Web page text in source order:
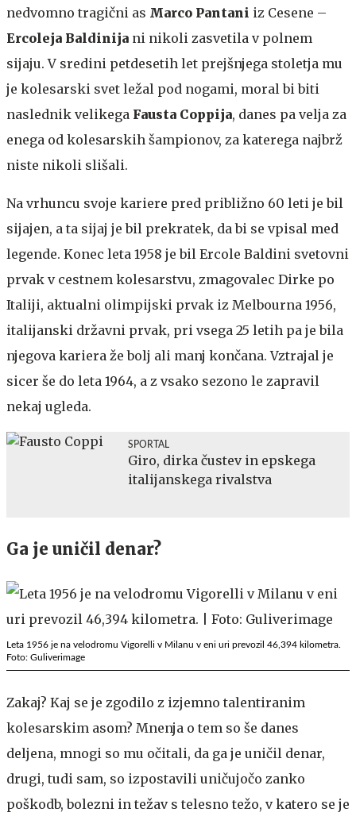
nedvomno tragični as Marco Pantani iz Cesene –
Ercoleja Baldinija ni nikoli zasvetila v polnem
sijaju. V sredini petdesetih let prejšnjega stoletja mu
je kolesarski svet ležal pod nogami, moral bi biti
naslednik velikega Fausta Coppija, danes pa velja za
enega od kolesarskih šampionov, za katerega najbrž
niste nikoli slišali.
Na vrhuncu svoje kariere pred približno 60 leti je bil
sijajen, a ta sijaj je bil prekratek, da bi se vpisal med
legende. Konec leta 1958 je bil Ercole Baldini svetovni
prvak v cestnem kolesarstvu, zmagovalec Dirke po
Italiji, aktualni olimpijski prvak iz Melbourna 1956,
italijanski državni prvak, pri vsega 25 letih pa je bila
njegova kariera že bolj ali manj končana. Vztrajal je
sicer še do leta 1964, a z vsako sezono le zapravil
nekaj ugleda.
SPORTAL
Giro, dirka čustev in epskega
italijanskega rivalstva
Ga je uničil denar?
Leta 1956 je na velodromu Vigorelli v Milanu v eni uri prevozil 46,394 kilometra.
Foto: Guliverimage
Zakaj? Kaj se je zgodilo z izjemno talentiranim
kolesarskim asom? Mnenja o tem so še danes
deljena, mnogi so mu očitali, da ga je uničil denar,
drugi, tudi sam, so izpostavili uničujočo zanko
poškodb, bolezni in težav s telesno težo, v katero se je